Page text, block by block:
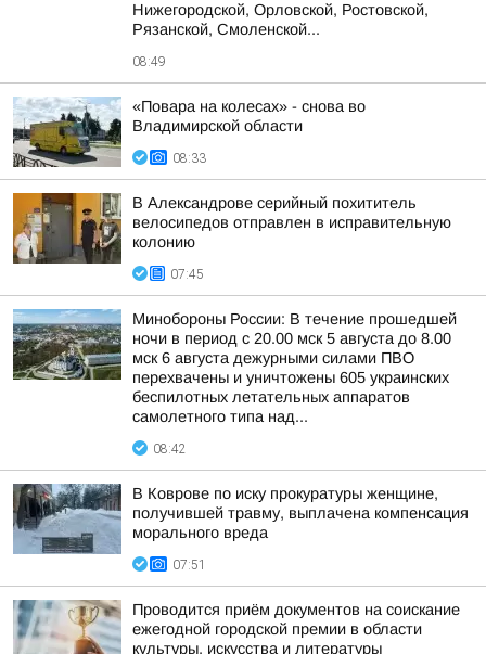
Нижегородской, Орловской, Ростовской,
Рязанской, Смоленской...
08:49
«Повара на колесах» - снова во
Владимирской области
08:33
В Александрове серийный похититель
велосипедов отправлен в исправительную
колонию
07:45
Минобороны России: В течение прошедшей
ночи в период с 20.00 мск 5 августа до 8.00
мск 6 августа дежурными силами ПВО
перехвачены и уничтожены 605 украинских
беспилотных летательных аппаратов
самолетного типа над...
08:42
В Коврове по иску прокуратуры женщине,
получившей травму, выплачена компенсация
морального вреда
07:51
Проводится приём документов на соискание
ежегодной городской премии в области
культуры, искусства и литературы